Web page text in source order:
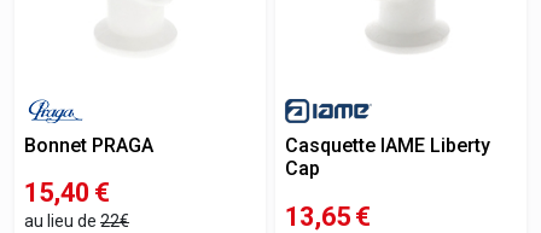
Bonnet PRAGA
15,40 €
au lieu de 22€
Casquette IAME Liberty
Cap
13,65 €